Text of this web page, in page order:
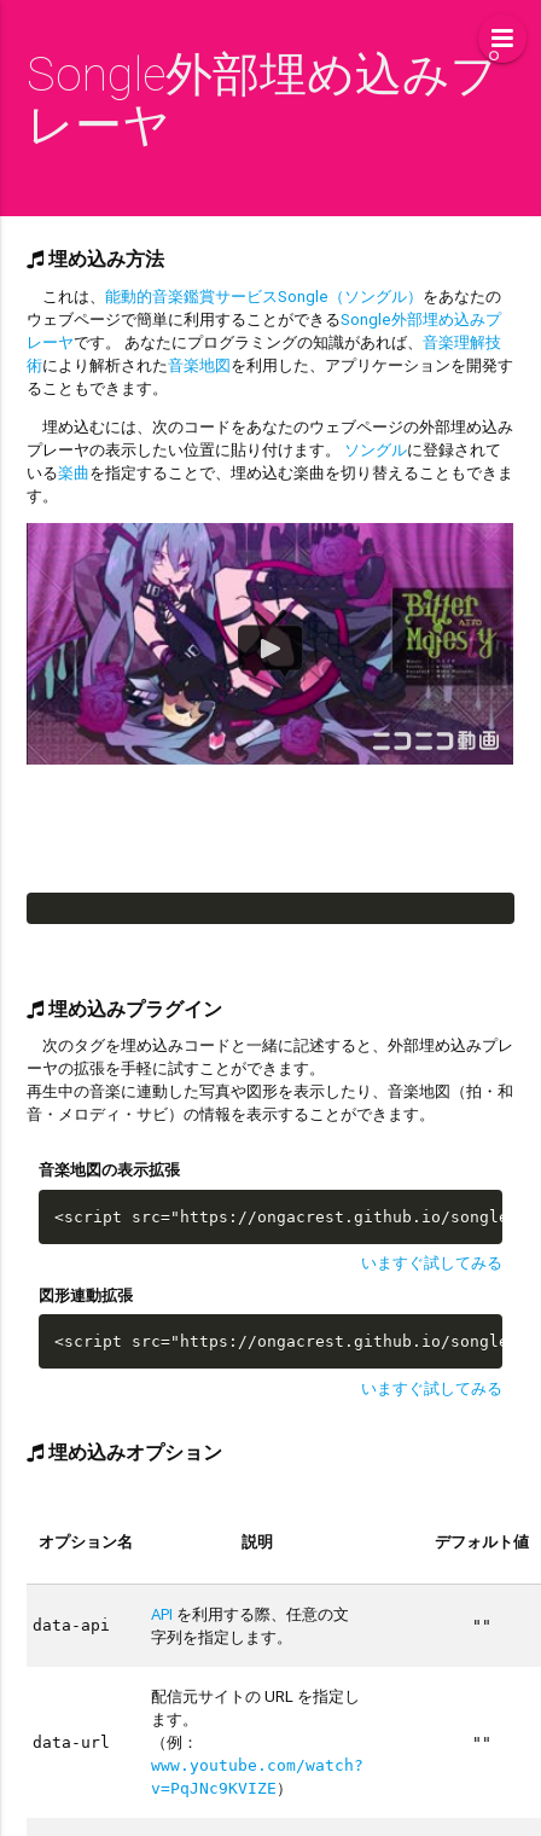
Songle外部埋め込みプ
レーヤ
埋め込み方法
これは、能動的音楽鑑賞サービスSongle（ソングル） をあなたの
ウェブページで簡単に利用することができるSongle外部埋め込みプ
レーヤです。 あなたにプログラミングの知識があれば、音楽理解技
術により解析された音楽地図を利用した、アプリケーションを開発す
ることもできます。
埋め込むには、次のコードをあなたのウェブページの外部埋め込み
プレーヤの表示したい位置に貼り付けます。 ソングルに登録されて
いる楽曲を指定することで、埋め込む楽曲を切り替えることもできま
す。
埋め込みプラグイン
次のタグを埋め込みコードと一緒に記述すると、外部埋め込みプレ
ーヤの拡張を手軽に試すことができます。
再生中の音楽に連動した写真や図形を表示したり、音楽地図（拍・和
音・メロディ・サビ）の情報を表示することができます。
音楽地図の表示拡張
<script src="https://ongacrest.github.io/songle-
いますぐ試してみる
図形連動拡張
<script src="https://ongacrest.github.io/songle-
いますぐ試してみる
埋め込みオプション
オプション名 説明 デフォルト値
data-api
API を利用する際、任意の文
字列を指定します。
""
data-url
配信元サイトの URL を指定し
ます。
（例：
www.youtube.com/watch?
v=PqJNc9KVIZE ）
""